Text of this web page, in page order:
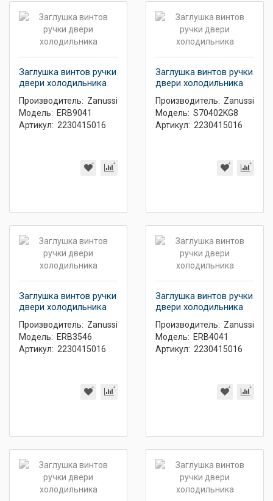
Заглушка винтов ручки
двери холодильника
Производитель: Zanussi
Модель: ERB9041
Артикул: 2230415016
Заглушка винтов ручки
двери холодильника
Производитель: Zanussi
Модель: S70402KG8
Артикул: 2230415016
Заглушка винтов ручки
двери холодильника
Производитель: Zanussi
Модель: ERB3546
Артикул: 2230415016
Заглушка винтов ручки
двери холодильника
Производитель: Zanussi
Модель: ERB4041
Артикул: 2230415016